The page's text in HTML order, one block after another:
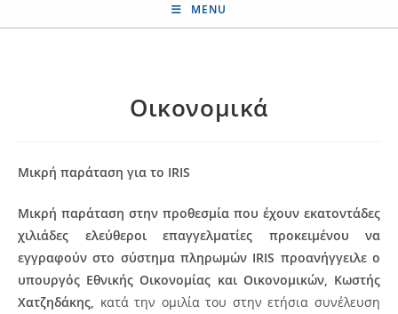
MENU
Οικονομικά
Μικρή παράταση για το IRIS
Μικρή παράταση στην προθεσμία που έχουν εκατοντάδες
χιλιάδες ελεύθεροι επαγγελματίες προκειμένου να
εγγραφούν στο σύστημα πληρωμών IRIS προανήγγειλε ο
υπουργός Εθνικής Οικονομίας και Οικονομικών, Κωστής
Χατζηδάκης,
κατά την ομιλία του στην ετήσια συνέλευση